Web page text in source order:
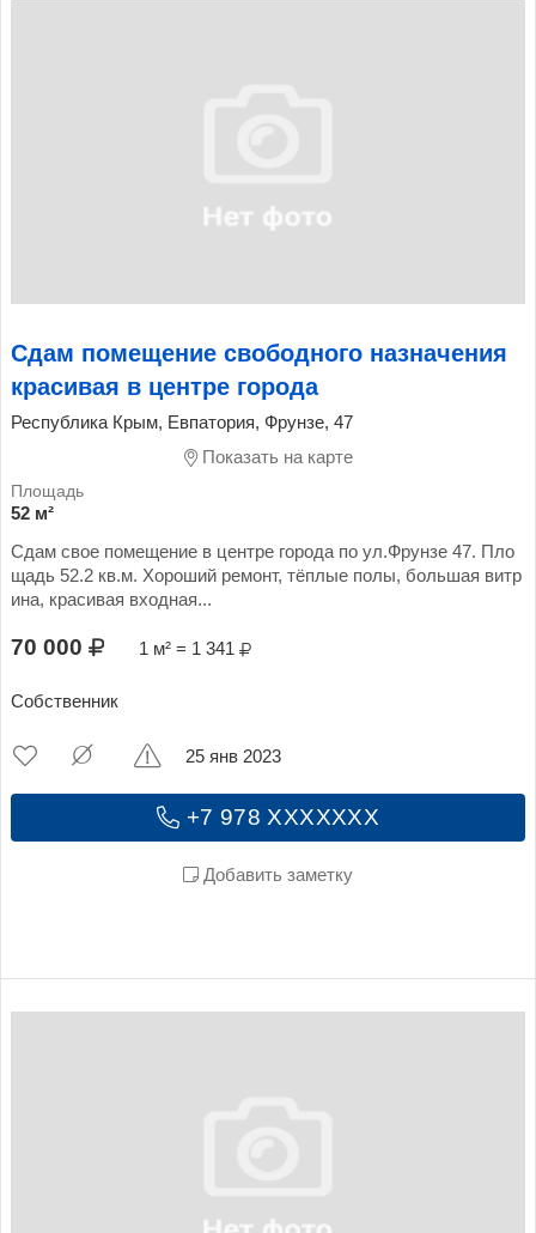
Сдам помещение свободного назначения
красивая в центре города
Республика Крым, Евпатория, Фрунзе, 47
Показать на карте
52 м²
Сдам свое помещение в центре города по ул.Фрунзе 47. Пло
щадь 52.2 кв.м. Хороший ремонт, тёплые полы, большая витр
ина, красивая входная...
70 000 1 м² = 1 341
Собственник
+7 978 XXXXXXX
Добавить заметку
25 янв 2023